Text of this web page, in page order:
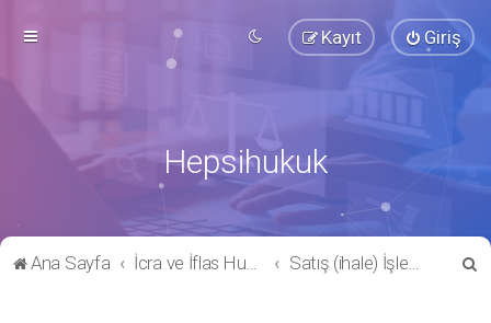
Giriş
Kayıt
Hepsihukuk
Ana Sayfa İcra ve İflas Hukuku Satış (ihale) İşlemleri